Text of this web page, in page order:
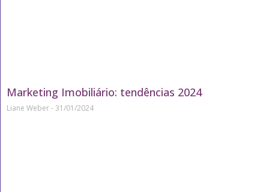
Marketing Imobiliário: tendências 2024
Liane Weber 31/01/2024